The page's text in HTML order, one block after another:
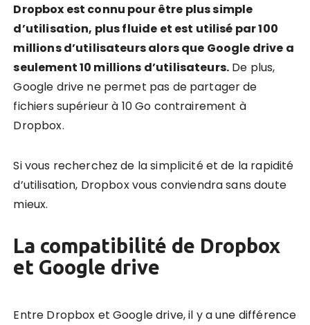
Dropbox est connu pour être plus simple
d’utilisation, plus fluide et est utilisé par 100
millions d’utilisateurs alors que Google drive a
seulement 10 millions d’utilisateurs. De plus,
Google drive ne permet pas de partager de
fichiers supérieur à 10 Go contrairement à
Dropbox.
Si vous recherchez de la simplicité et de la rapidité
d’utilisation, Dropbox vous conviendra sans doute
mieux.
La compatibilité de Dropbox
et Google drive
Entre Dropbox et Google drive, il y a une différence